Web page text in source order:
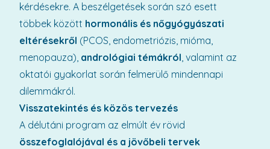
kérdésekre. A beszélgetések során szó esett
többek között hormonális és nőgyógyászati
eltérésekről (PCOS, endometriózis, mióma,
menopauza), andrológiai témákról, valamint az
oktatói gyakorlat során felmerülő mindennapi
dilemmákról.
Visszatekintés és közös tervezés
A délutáni program az elmúlt év rövid
összefoglalójával és a jövőbeli tervek